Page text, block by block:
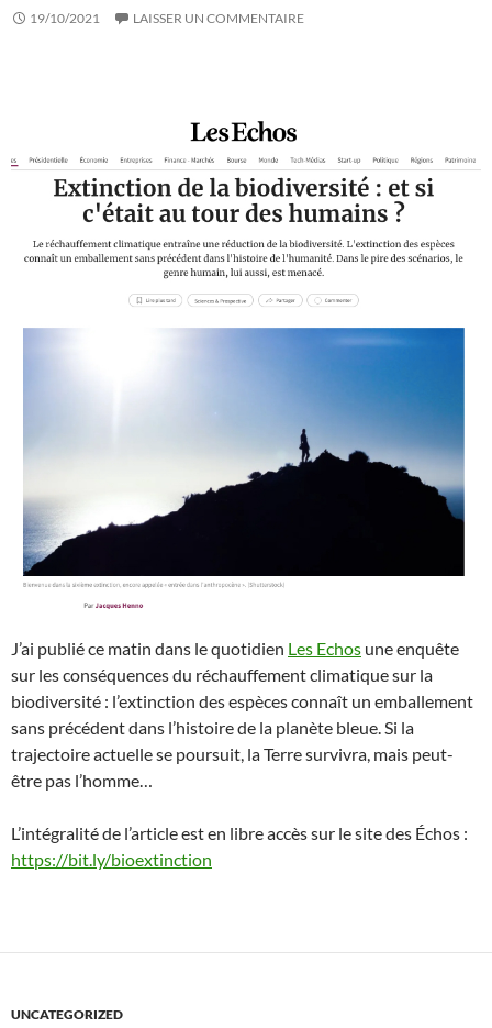
19/10/2021 LAISSER UN COMMENTAIRE
J’ai publié ce matin dans le quotidien Les Echos une enquête
sur les conséquences du réchauffement climatique sur la
biodiversité : l’extinction des espèces connaît un emballement
sans précédent dans l’histoire de la planète bleue. Si la
trajectoire actuelle se poursuit, la Terre survivra, mais peut-
être pas l’homme…
L’intégralité de l’article est en libre accès sur le site des Échos :
https://bit.ly/bioextinction
UNCATEGORIZED